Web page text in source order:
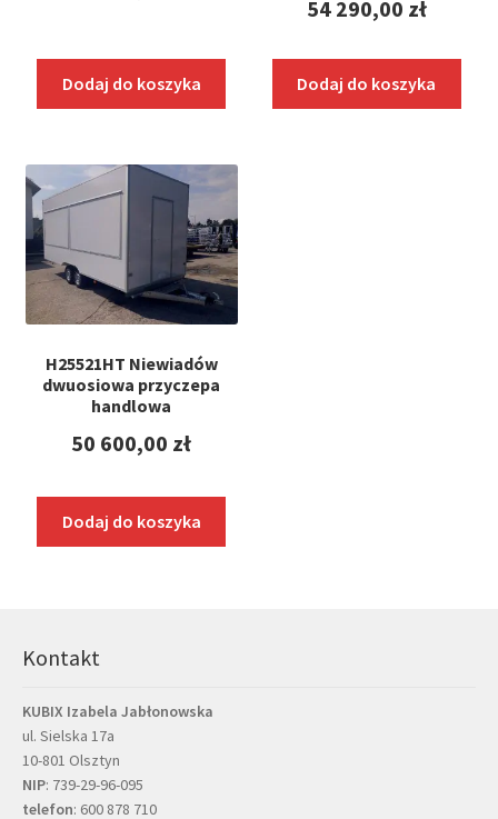
Dodaj do koszyka
54 290,00 zł
Dodaj do koszyka
H25521HT Niewiadów
dwuosiowa przyczepa
handlowa
50 600,00 zł
Dodaj do koszyka
Kontakt
KUBIX Izabela Jabłonowska
ul. Sielska 17a
10-801 Olsztyn
NIP: 739-29-96-095
telefon: 600 878 710